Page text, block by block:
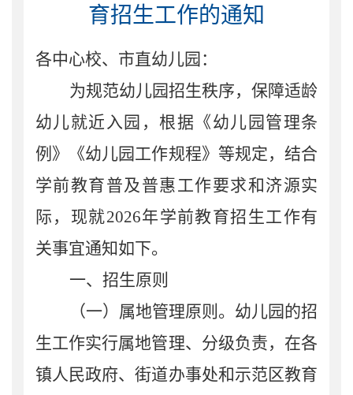
育招生工作的通知
各中心校、市直幼儿园：
为规范幼儿园招生秩序，保障适龄
幼儿就近入园，根据 《幼儿园管理条
例》《幼儿园工作规程》等规定， 结合
学前教育普及普惠工作要求和济源实
际，现就2026年学前教育招生工作有
关事宜通知如下。
一、招生原则
（一）属地管理原则。 幼儿园的招
生工作实行属地管理、分级负责，在各
镇人民政府、街道办事处和示范区教育